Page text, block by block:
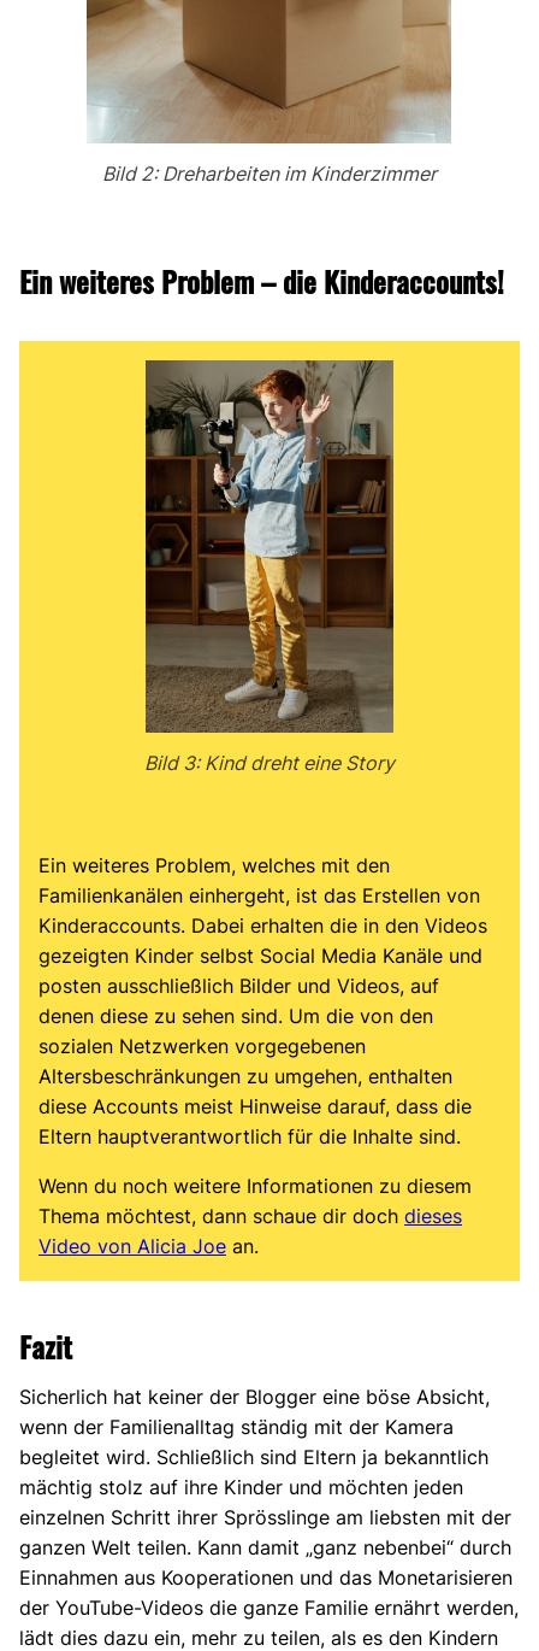
Bild 2: Dreharbeiten im Kinderzimmer
Ein weiteres Problem – die Kinderaccounts!
Bild 3: Kind dreht eine Story
Ein weiteres Problem, welches mit den
Familienkanälen einhergeht, ist das Erstellen von
Kinderaccounts. Dabei erhalten die in den Videos
gezeigten Kinder selbst Social Media Kanäle und
posten ausschließlich Bilder und Videos, auf
denen diese zu sehen sind. Um die von den
sozialen Netzwerken vorgegebenen
Altersbeschränkungen zu umgehen, enthalten
diese Accounts meist Hinweise darauf, dass die
Eltern hauptverantwortlich für die Inhalte sind.
Wenn du noch weitere Informationen zu diesem
Thema möchtest, dann schaue dir doch dieses
Video von Alicia Joe an.
Fazit
Sicherlich hat keiner der Blogger eine böse Absicht,
wenn der Familienalltag ständig mit der Kamera
begleitet wird. Schließlich sind Eltern ja bekanntlich
mächtig stolz auf ihre Kinder und möchten jeden
einzelnen Schritt ihrer Sprösslinge am liebsten mit der
ganzen Welt teilen. Kann damit „ganz nebenbei“ durch
Einnahmen aus Kooperationen und das Monetarisieren
der YouTube-Videos die ganze Familie ernährt werden,
lädt dies dazu ein, mehr zu teilen, als es den Kindern